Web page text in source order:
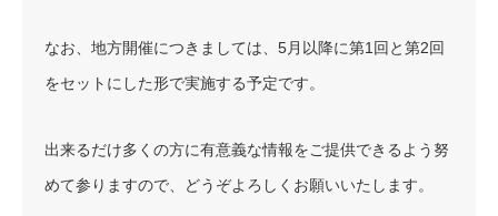
なお、地方開催につきましては、5月以降に第1回と第2回
をセットにした形で実施する予定です。
出来るだけ多くの方に有意義な情報をご提供できるよう努
めて参りますので、どうぞよろしくお願いいたします。